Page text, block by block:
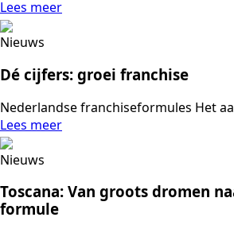
Lees meer
Nieuws
Dé cijfers: groei franchise
Nederlandse franchiseformules Het
Lees meer
Nieuws
Toscana: Van groots dromen
formule